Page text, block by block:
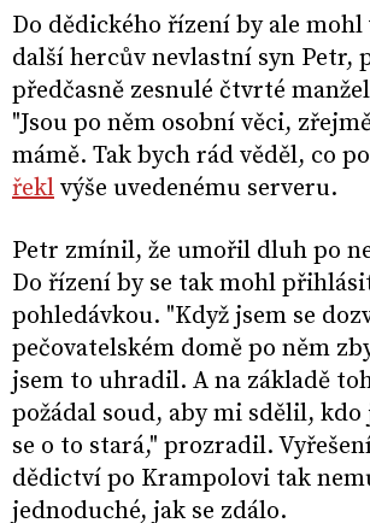
Do dědického řízení by ale
další hercův nevlastní syn Petr,
předčasně zesnulé čtvrté
"Jsou po něm osobní věci,
mámě. Tak bych rád věděl, co
řekl výše uvedenému serveru.
Petr zmínil, že umořil dluh po
Do řízení by se tak mohl
pohledávkou. "Když jsem se
pečovatelském domě po něm
jsem to uhradil. A na základě
požádal soud, aby mi sdělil,
se o to stará," prozradil.
dědictví po Krampolovi tak
jednoduché, jak se zdálo.